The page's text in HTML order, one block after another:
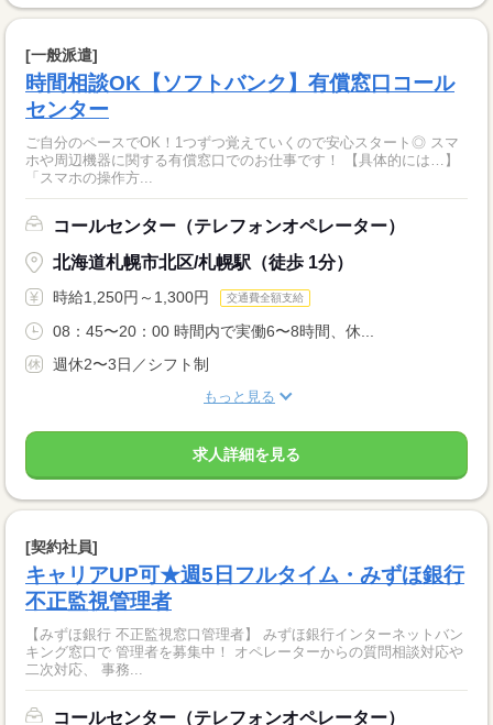
[一般派遣]
時間相談OK【ソフトバンク】有償窓口コール
センター
ご自分のペースでOK！1つずつ覚えていくので安心スタート◎ スマ
ホや周辺機器に関する有償窓口でのお仕事です！ 【具体的には…】
「スマホの操作方...
コールセンター（テレフォンオペレーター）
北海道札幌市北区/札幌駅（徒歩 1分）
時給1,250円～1,300円 交通費全額支給
08：45〜20：00 時間内で実働6〜8時間、休...
週休2〜3日／シフト制
もっと見る
求人詳細を見る
[契約社員]
キャリアUP可★週5日フルタイム・みずほ銀行
不正監視管理者
【みずほ銀行 不正監視窓口管理者】 みずほ銀行インターネットバン
キング窓口で 管理者を募集中！ オペレーターからの質問相談対応や
二次対応、 事務...
コールセンター（テレフォンオペレーター）